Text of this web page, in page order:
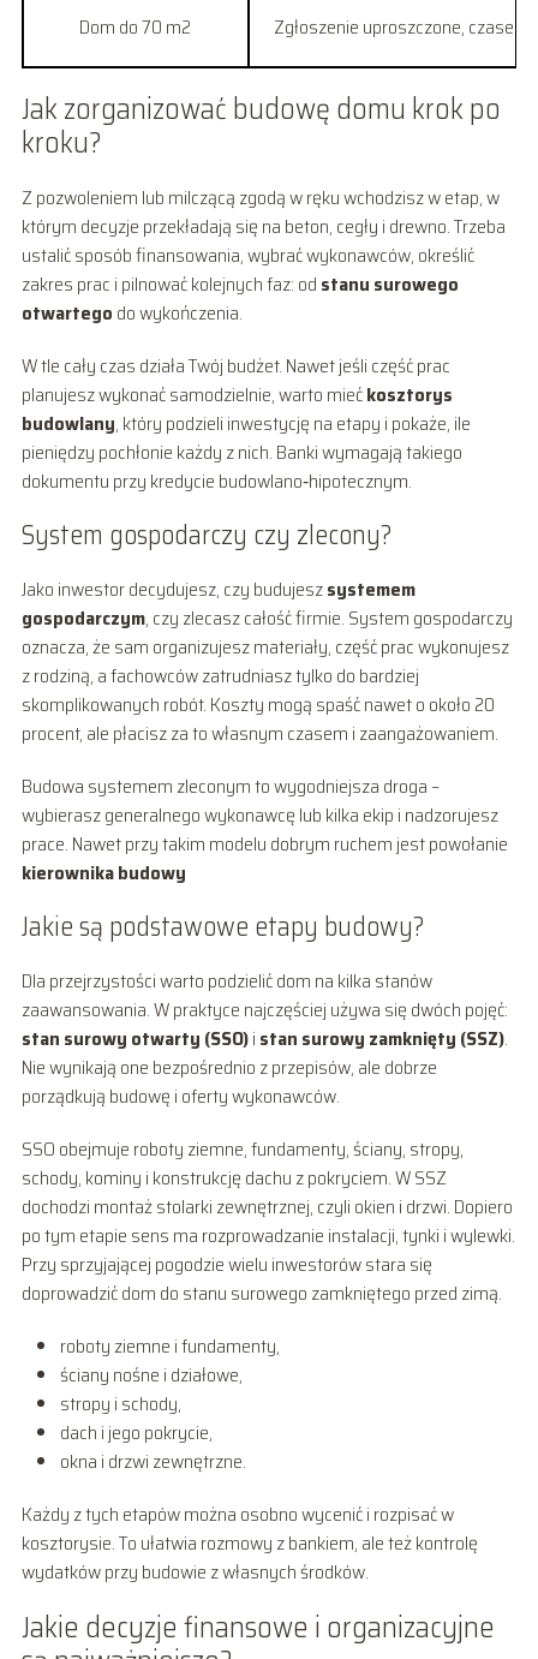
Dom do 70 m2 Zgłoszenie uproszczone,
Jak zorganizować budowę domu krok po
kroku?
Z pozwoleniem lub milczącą zgodą w ręku wchodzisz w etap, w
którym decyzje przekładają się na beton, cegły i drewno. Trzeba
ustalić sposób finansowania, wybrać wykonawców, określić
zakres prac i pilnować kolejnych faz: od stanu surowego
otwartego do wykończenia.
W tle cały czas działa Twój budżet. Nawet jeśli część prac
planujesz wykonać samodzielnie, warto miećkosztorys
budowlany, który podzieli inwestycję na etapy i pokaże, ile
pieniędzy pochłonie każdy z nich. Banki wymagają takiego
dokumentu przy kredycie budowlano‑hipotecznym.
System gospodarczy czy zlecony?
Jako inwestor decydujesz, czy budujeszsystemem
gospodarczym, czy zlecasz całość firmie. System gospodarczy
oznacza, że sam organizujesz materiały, część prac wykonujesz
z rodziną, a fachowców zatrudniasz tylko do bardziej
skomplikowanych robót. Koszty mogą spaść nawet o około 20
procent, ale płacisz za to własnym czasem i zaangażowaniem.
Budowa systemem zleconym to wygodniejsza droga –
wybierasz generalnego wykonawcę lub kilka ekip i nadzorujesz
prace. Nawet przy takim modelu dobrym ruchem jest powołanie
kierownika budowy
Jakie są podstawowe etapy budowy?
Dla przejrzystości warto podzielić dom na kilka stanów
zaawansowania. W praktyce najczęściej używa się dwóch pojęć:
stan surowy otwarty (SSO)i stan surowy zamknięty (SSZ).
Nie wynikają one bezpośrednio z przepisów, ale dobrze
porządkują budowę i oferty wykonawców.
SSO obejmuje roboty ziemne, fundamenty, ściany, stropy,
schody, kominy i konstrukcję dachu z pokryciem. W SSZ
dochodzi montaż stolarki zewnętrznej, czyli okien i drzwi. Dopiero
po tym etapie sens ma rozprowadzanie instalacji, tynki i wylewki.
Przy sprzyjającej pogodzie wielu inwestorów stara się
doprowadzić dom do stanu surowego zamkniętego przed zimą.
roboty ziemne i fundamenty,
ściany nośne i działowe,
stropy i schody,
dach i jego pokrycie,
okna i drzwi zewnętrzne.
Każdy z tych etapów można osobno wycenić i rozpisać w
kosztorysie. To ułatwia rozmowy z bankiem, ale też kontrolę
wydatków przy budowie z własnych środków.
Jakie decyzje finansowe i organizacyjne